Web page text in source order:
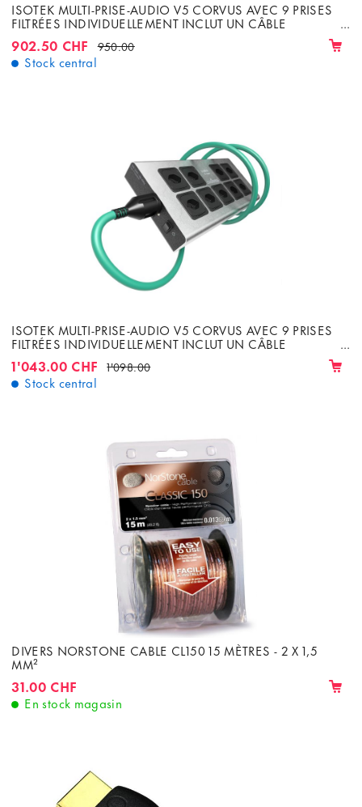
ISOTEK MULTI-PRISE-AUDIO V5 CORVUS AVEC 9 PRISES
FILTRÉES INDIVIDUELLEMENT INCLUT UN CÂBLE
902.50 CHF 950.00
Stock central
ISOTEK MULTI-PRISE-AUDIO V5 CORVUS AVEC 9 PRISES
FILTRÉES INDIVIDUELLEMENT INCLUT UN CÂBLE
1'043.00 CHF 1'098.00
Stock central
DIVERS NORSTONE CABLE CL150 15 MÈTRES - 2 X 1,5
MM²
31.00 CHF
En stock magasin